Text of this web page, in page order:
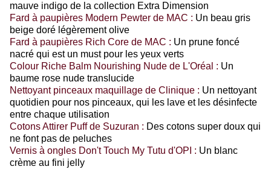
mauve indigo de la collection Extra Dimension
Fard à paupières Modern Pewter de MAC : Un beau gris
beige doré légèrement olive
Fard à paupières Rich Core de MAC : Un prune foncé
nacré qui est un must pour les yeux verts
Colour Riche Balm Nourishing Nude de L'Oréal : Un
baume rose nude translucide
Nettoyant pinceaux maquillage de Clinique : Un nettoyant
quotidien pour nos pinceaux, qui les lave et les désinfecte
entre chaque utilisation
Cotons Attirer Puff de Suzuran : Des cotons super doux qui
ne font pas de peluches
Vernis à ongles Don't Touch My Tutu d'OPI : Un blanc
crème au fini jelly